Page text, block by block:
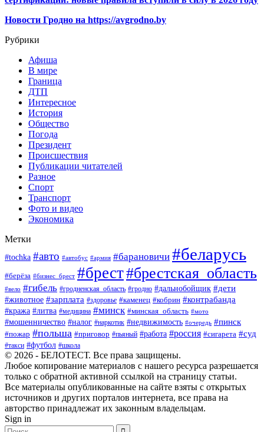
Новости Гродно на https://avgrodno.by
Рубрики
Афиша
В мире
Граница
ДТП
Интересное
История
Общество
Погода
Президент
Происшествия
Публикации читателей
Разное
Спорт
Транспорт
Фото и видео
Экономика
Метки
#tochka #авто #автобус #армия #барановичи #беларусь
#берёза #бизнес_брест #брест#брестская_область
#вело #гибель #гродненская_область #гродно #дальнобойщик #дети
#животное #зарплата #здоровье #каменец #кобрин #контрабанда
#кража #литва #медицина #минск #минская_область #мото
#мошенничество #налог #наркотик #недвижимость #очередь #пинск
#пожар #польша #приговор #пьяный #работа #россия #сигарета #суд
#такси #футбол #школа
© 2026 - БЕЛОТЕСТ. Все права защищены.
Любое копирование материалов с нашего ресурса разрешается
только с обратной активной ссылкой на страницу статьи.
Все материалы опубликованные на сайте взяты с открытых
источников и других порталов интернета, все права на
авторство принадлежат их законным владельцам.
Sign in